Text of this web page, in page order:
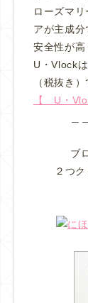
ローズマ
アが主成分
安全性が高
U・Vlock
（税抜き）
【 U・
ブ
２つ